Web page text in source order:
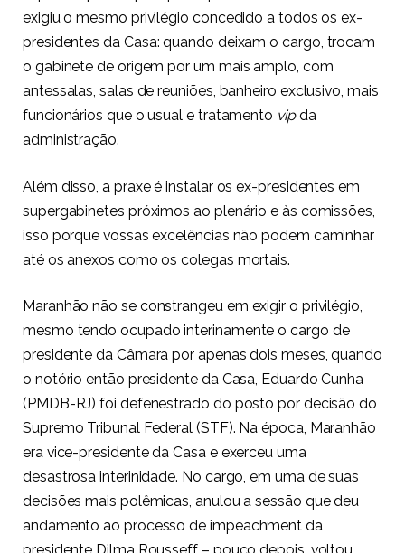
exigiu o mesmo privilégio concedido a todos osex-
presidentes da Casa: quando deixam o cargo, trocam
o gabinete de origem por um mais amplo, com
antessalas, salas de reuniões, banheiro exclusivo, mais
funcionários que o usual e tratamento vipda
administração.
Além disso, a praxe é instalar os ex-presidentes em
supergabinetes próximos ao plenário e às comissões,
isso porque vossas excelências não podem caminhar
até os anexos como os colegas mortais.
Maranhão não se constrangeu em exigir o privilégio,
mesmo tendo ocupado interinamente o cargo de
presidente da Câmara por apenas dois meses, quando
o notório então presidente da Casa, Eduardo Cunha
(PMDB-RJ) foi defenestrado do posto por decisão do
Supremo Tribunal Federal (STF). Na época, Maranhão
era vice-presidente da Casa e exerceu uma
desastrosa interinidade. No cargo, em uma de suas
decisões mais polêmicas, anulou a sessão que deu
andamento ao processo de impeachment da